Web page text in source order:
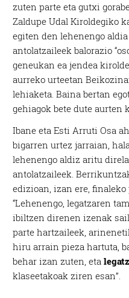
zuten parte eta gutxi
Zaldupe Udal Kiroldegiko
egiten den lehenengo
antolatzaileek balorazio
geneukan ea jendea
aurreko urteetan
lehiaketa. Baina bertan
gehiagok bete dute aurten
Ibane eta Esti Arruti Osa
bigarren urtez jarraian,
lehenengo aldiz aritu
antolatzaileek.
edizioan, izan ere, finaleko
“Lehenengo, legatzaren
ibiltzen direnen izenak
parte hartzaileek,
hiru arrain pieza hartuta,
behar izan zuten, eta
klaseetakoak ziren esan”.